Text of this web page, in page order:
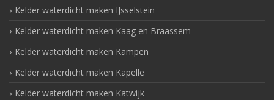
Kelder waterdicht maken IJsselstein
Kelder waterdicht maken Kaag en Braassem
Kelder waterdicht maken Kampen
Kelder waterdicht maken Kapelle
Kelder waterdicht maken Katwijk